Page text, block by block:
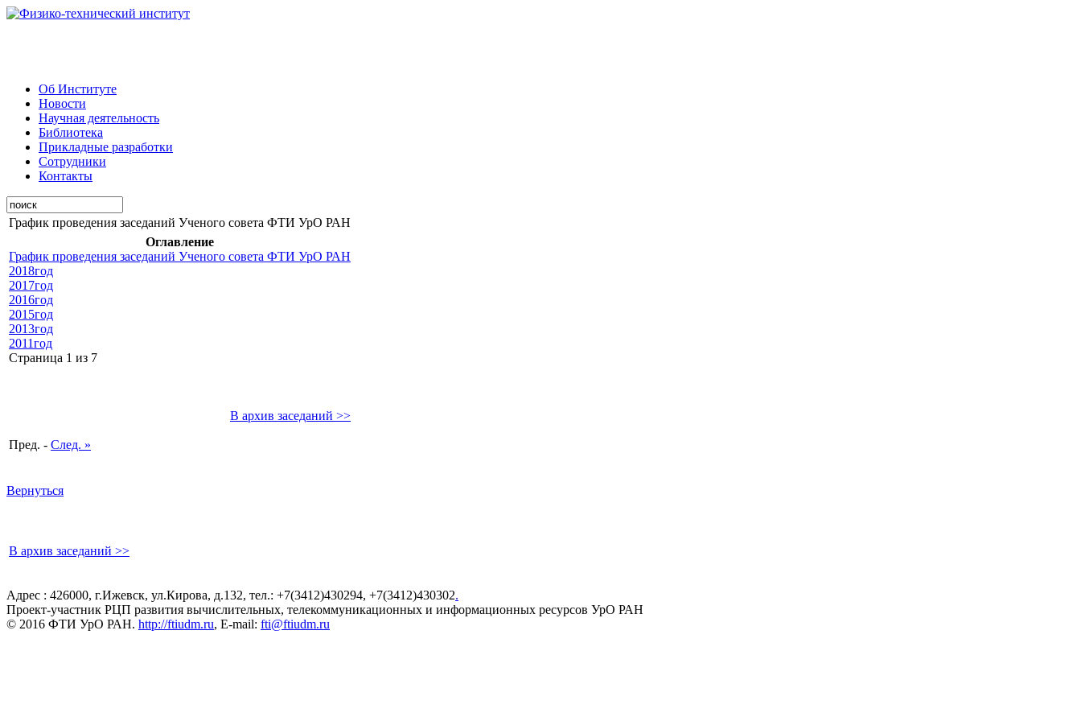
Об Институте
Новости
Научная деятельность
Библиотека
Прикладные разработки
Сотрудники
Контакты
График проведения заседаний Ученого совета ФТИ УрО РАН
Оглавление
График проведения заседаний Ученого совета ФТИ УрО РАН
2018год
2017год
2016год
2015год
2013год
2011год
Страница 1 из 7
В архив заседаний >>
Пред. - След. »
Вернуться
В архив заседаний >>
Адрес : 426000, г.Ижевск, ул.Кирова, д.132, тел.: +7(3412)430294, +7(3412)430302.
Проект-участник РЦП развития вычислительных, телекоммуникационных и информационных ресурсов УрО РАН
© 2016 ФТИ УрО РАН. http://ftiudm.ru, E-mail: fti@ftiudm.ru